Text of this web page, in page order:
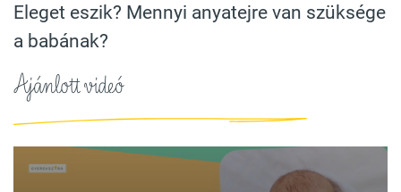
Eleget eszik? Mennyi anyatejre van szüksége
a babának?
Ajánlott videó